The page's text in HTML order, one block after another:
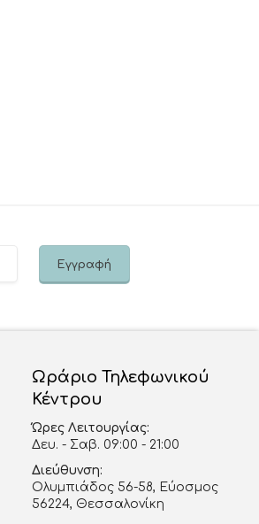
Ωράριο Τηλεφωνικού
Κέντρου
Ώρες Λειτουργίας:
Δευ. - Σαβ. 09:00 - 21:00
Διεύθυνση:
Ολυμπιάδος 56-58, Εύοσμος
56224, Θεσσαλονίκη